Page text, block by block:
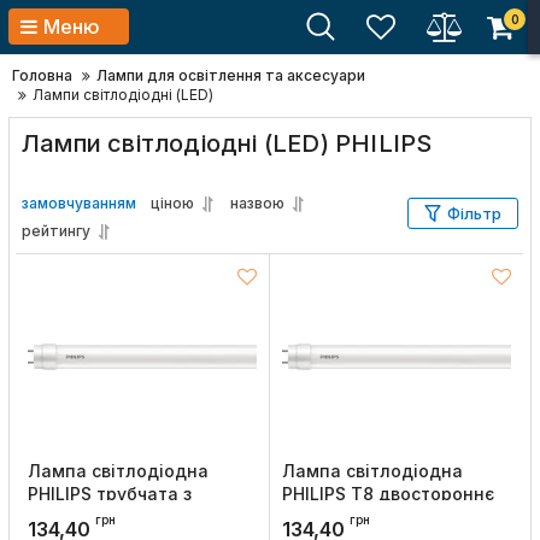
Меню 0
Головна
Лампи для освітлення та аксесуари
Лампи світлодіодні (LED)
Лампи світлодіодні (LED) PHILIPS
замовчуванням ціною
назвою
рейтингу
Фільтр
Лампа світлодіодна
PHILIPS трубчата з
двостороннім
134,40 грн
Лампа світлодіодна
PHILIPS Т8 двостороннє
підключення Ledtube DE
134,40 грн